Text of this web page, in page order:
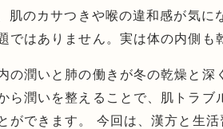
肌のカサつきや喉の違和感が気に
ではありません。実は体の内側も
の潤いと肺の働きが冬の乾燥と深
ら潤いを整えることで、肌トラ
ができます。 今回は、漢方と生